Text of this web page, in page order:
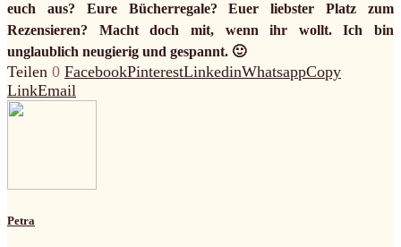
euch aus? Eure Bücherregale? Euer liebster Platz zum
Rezensieren? Macht doch mit, wenn ihr wollt. Ich bin
unglaublich neugierig und gespannt. 🙂
Teilen 0 FacebookPinterestLinkedinWhatsappCopy
LinkEmail
Petra